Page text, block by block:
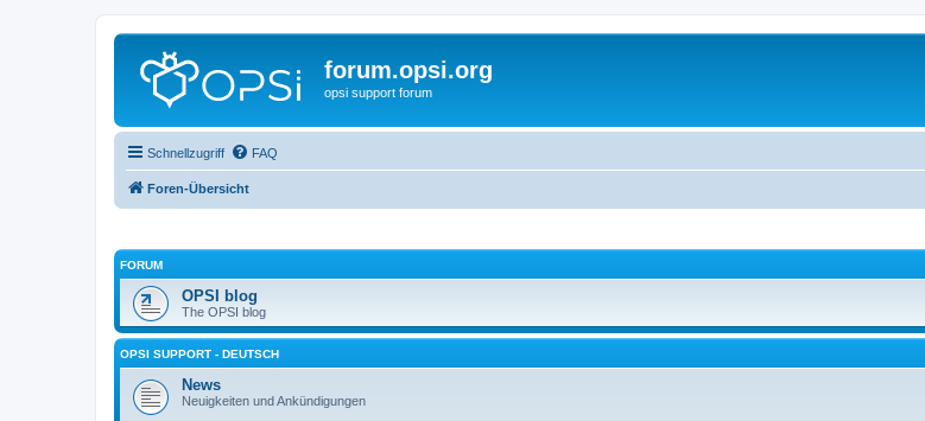
forum.opsi.org
opsi support forum
Schnellzugriff FAQ
Foren-Übersicht
FORUM
OPSI blog
The OPSI blog
OPSI SUPPORT - DEUTSCH
News
Neuigkeiten und Ankündigungen